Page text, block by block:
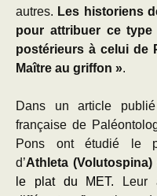
autres. Les historiens
pour attribuer ce
postérieurs à celui de
Maître au griffon ».
Dans un article
française de
Pons ont étudié le
d’Athleta
le plat du MET. Leur